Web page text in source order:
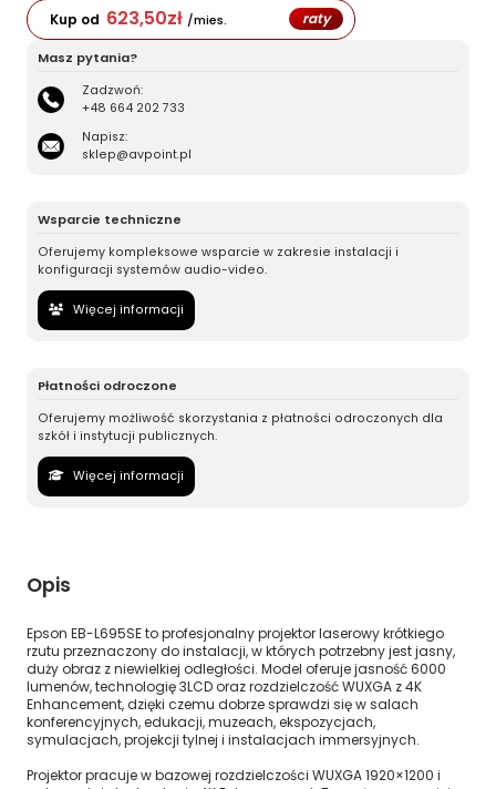
Kup od 623,50zł /mies. raty
Masz pytania?
Zadzwoń:
+48 664 202 733
Napisz:
sklep@avpoint.pl
Wsparcie techniczne
Oferujemy kompleksowe wsparcie w zakresie instalacji i
konfiguracji systemów audio-video.
Więcej informacji
Płatności odroczone
Oferujemy możliwość skorzystania z płatności odroczonych dla
szkół i instytucji publicznych.
Więcej informacji
Opis
Epson EB-L695SE to profesjonalny projektor laserowy krótkiego
rzutu przeznaczony do instalacji, w których potrzebny jest jasny,
duży obraz z niewielkiej odległości. Model oferuje jasność 6000
lumenów, technologię 3LCD oraz rozdzielczość WUXGA z 4K
Enhancement, dzięki czemu dobrze sprawdzi się w salach
konferencyjnych, edukacji, muzeach, ekspozycjach,
symulacjach, projekcji tylnej i instalacjach immersyjnych.
Projektor pracuje w bazowej rozdzielczości WUXGA 1920×1200 i